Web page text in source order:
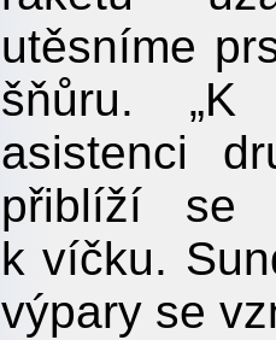
utěsníme
šňůru. „K
asistenci
přiblíží se
k víčku.
výpary se